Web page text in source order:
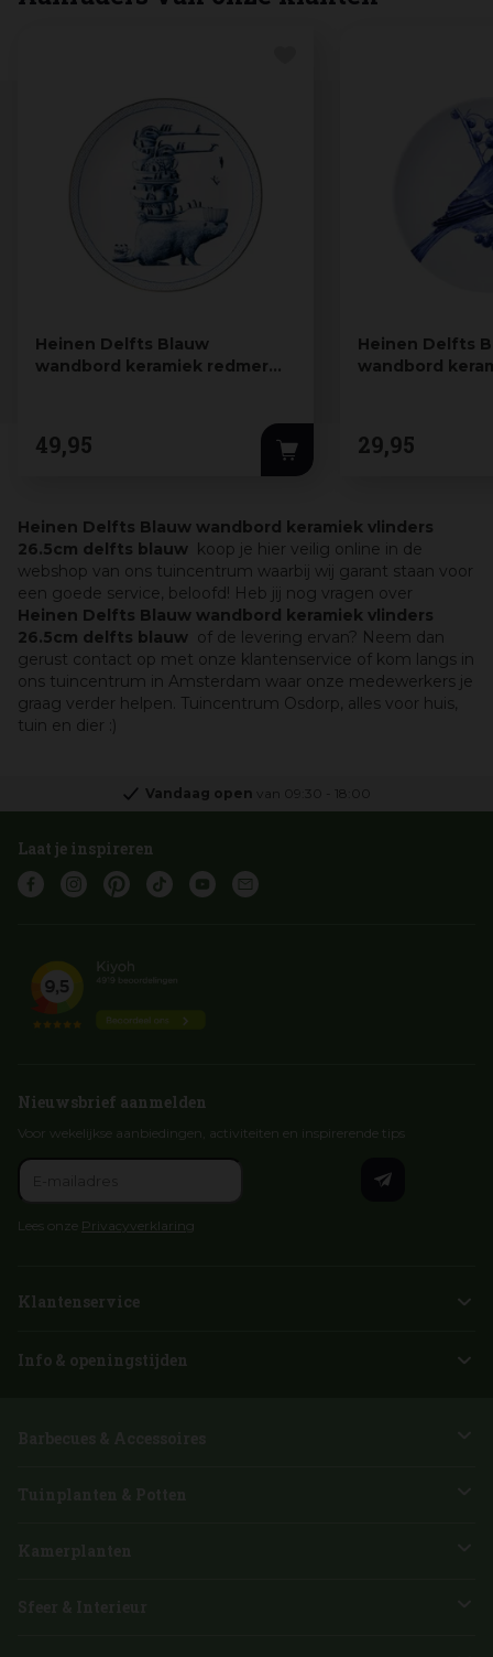
Heinen Delfts Blauw
wandbord keramiek redmer
49,95
Heinen Delfts
wandbord
29,95
Heinen Delfts Blauw wandbord keramiek vlinders
26.5cm delfts blauw koop je hier veilig online in de
webshop van ons tuincentrum waarbij wij garant staan voor
een goede service, beloofd! Heb jij nog vragen over
Heinen Delfts Blauw wandbord keramiek vlinders
26.5cm delfts blauw of de levering ervan? Neem dan
gerust contact op met onze klantenservice of kom langs in
ons tuincentrum in Amsterdam waar onze medewerkers je
graag verder helpen. Tuincentrum Osdorp, alles voor huis,
tuin en dier :)
Vandaag open van 09:30 18:00
Laat je inspireren
Nieuwsbrief aanmelden
Voor wekelijkse aanbiedingen, activiteiten en inspirerende tips
Lees onze Privacyverklaring
Klantenservice
Info & openingstijden